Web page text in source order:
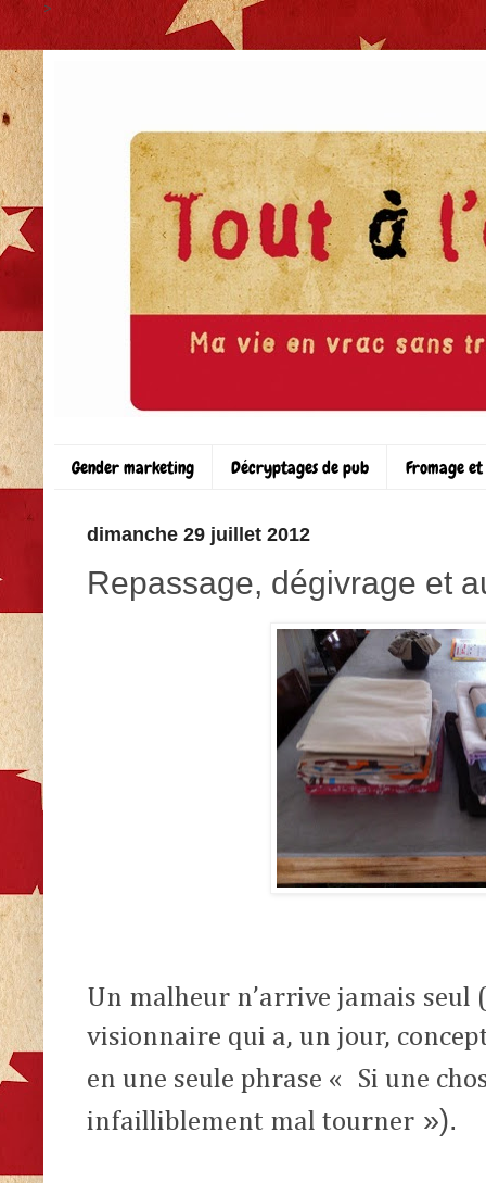
>
Gender marketing Décryptages de pub Fromage
dimanche 29 juillet 2012
Repassage, dégivrage et
Un malheur n’arrive jamais seul
visionnaire qui a, un jour,
en une seule phrase «
Si une
infailliblement mal tourner »).